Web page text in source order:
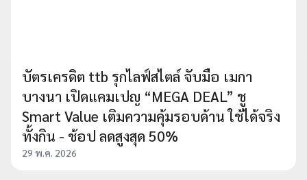
บัตรเครดิต ttb รุกไลฟ์สไตล์ จับมือ เมกา
บางนา เปิดแคมเปญ “MEGA DEAL” ชู
Smart Value เติมความคุ้มรอบด้าน ใช้ได้จริง
ทั้งกิน - ช้อป ลดสูงสุด 50%
29 พ.ค. 2026